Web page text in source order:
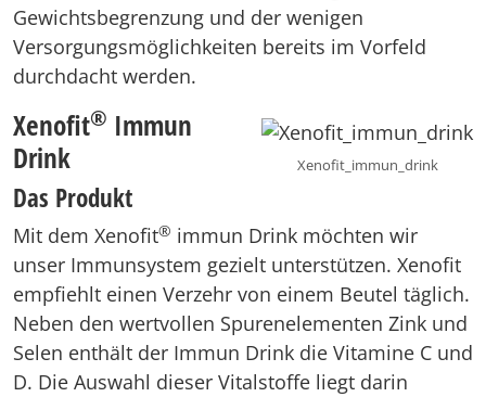
Gewichtsbegrenzung und der wenigen
Versorgungsmöglichkeiten bereits im Vorfeld
durchdacht werden.
Xenofit_immun_drink
Xenofit® Immun
Drink
Das Produkt
Mit dem Xenofit® immun Drink möchten wir
unser Immunsystem gezielt unterstützen. Xenofit
empfiehlt einen Verzehr von einem Beutel täglich.
Neben den wertvollen Spurenelementen Zink und
Selen enthält der Immun Drink die Vitamine C und
D. Die Auswahl dieser Vitalstoffe liegt darin